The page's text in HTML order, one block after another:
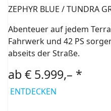
ZEPHYR BLUE / TUNDRA
Abenteuer auf jedem
Fahrwerk und 42 PS
abseits der Straße.
ab € 5.999,– *
ENTDECKEN